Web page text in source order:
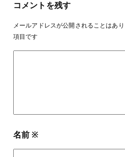
コメントを残す
メールアドレスが公開されることはあり
項目です
名前 ※